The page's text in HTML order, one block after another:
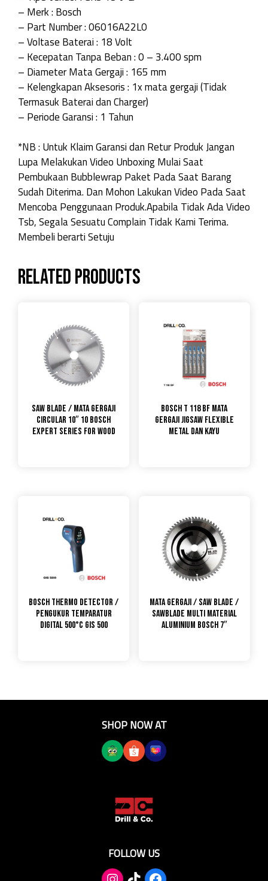
– Merk : Bosch
– Part Number : 06016A22L0
– Voltase Baterai : 18 Volt
– Kecepatan Tanpa Beban : 0 – 3.400 spm
– Diameter Mata Gergaji : 165 mm
– Kelengkapan Aksesoris : 1x mata gergaji (Tidak
Termasuk Baterai dan Charger)
– Periode Garansi : 1 Tahun
*NB : Untuk Klaim Garansi dan Retur Produk Jangan
Lupa Melakukan Video Unboxing Mulai Saat
Pembukaan Bubblewrap Paket Pada Saat Barang
Sudah Diterima. Dan Mohon Lakukan Video Pada Saat
Mencoba Penggunaan Produk.Apabila Tidak Ada Video
Tsb, Segala Sesuatu Complain Tidak Kami Terima.
Membeli berarti Setuju
Related products
Saw Blade / Mata Gergaji
Circular 10″ 10 Bosch
Expert Series for Wood
Bosch T 118 BF Mata
Gergaji Jigsaw Flexible
Metal dan Kayu
Bosch Thermo Detector /
Pengukur Temparatur
Digital 500°C GIS 500
Mata Gergaji / Saw Blade /
Sawblade Multi Material
Aluminium Bosch 7″
SHOP NOW AT
FOLLOW US